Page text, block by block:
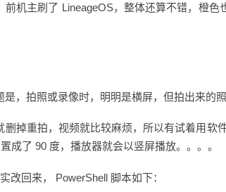
前机主刷了 LineageOS，整体还算不错，橙
，拍照或录像时，明明是横屏，但拍出来的
删掉重拍，视频就比较麻烦，所以有试着用软
成了 90 度，播放器就会以竖屏播放。。。。
改回来， PowerShell 脚本如下：